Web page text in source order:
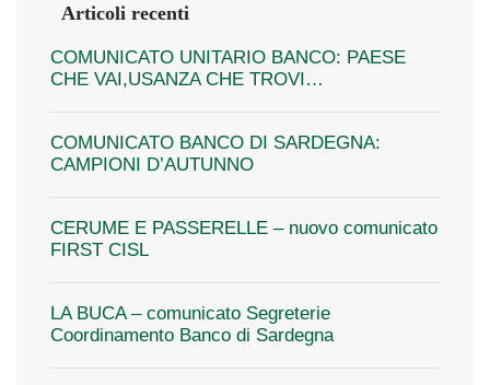
Articoli recenti
COMUNICATO UNITARIO BANCO: PAESE
CHE VAI,USANZA CHE TROVI…
COMUNICATO BANCO DI SARDEGNA:
CAMPIONI D’AUTUNNO
CERUME E PASSERELLE – nuovo comunicato
FIRST CISL
LA BUCA – comunicato Segreterie
Coordinamento Banco di Sardegna